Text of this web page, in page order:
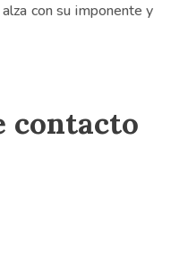
con su imponente y
contacto